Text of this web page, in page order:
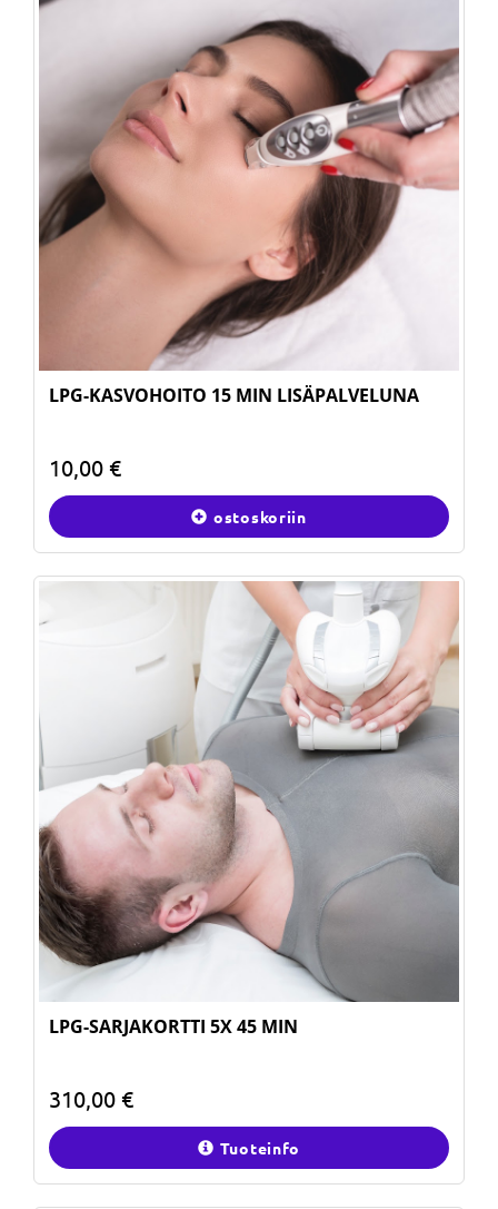
LPG-KASVOHOITO 15 MIN LISÄPALVELUNA
10,00 €
ostoskoriin
LPG-SARJAKORTTI 5X 45 MIN
310,00 €
Tuoteinfo